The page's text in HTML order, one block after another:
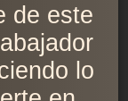
de este
lo